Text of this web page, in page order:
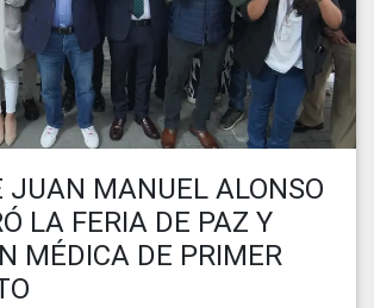
JUAN MANUEL ALONSO
LA FERIA DE PAZ Y
MÉDICA DE PRIMER